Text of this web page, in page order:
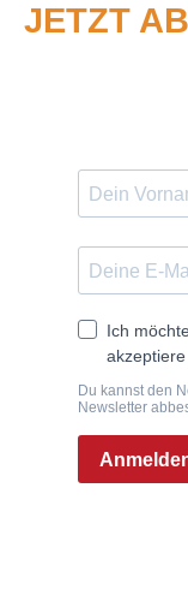
JETZT